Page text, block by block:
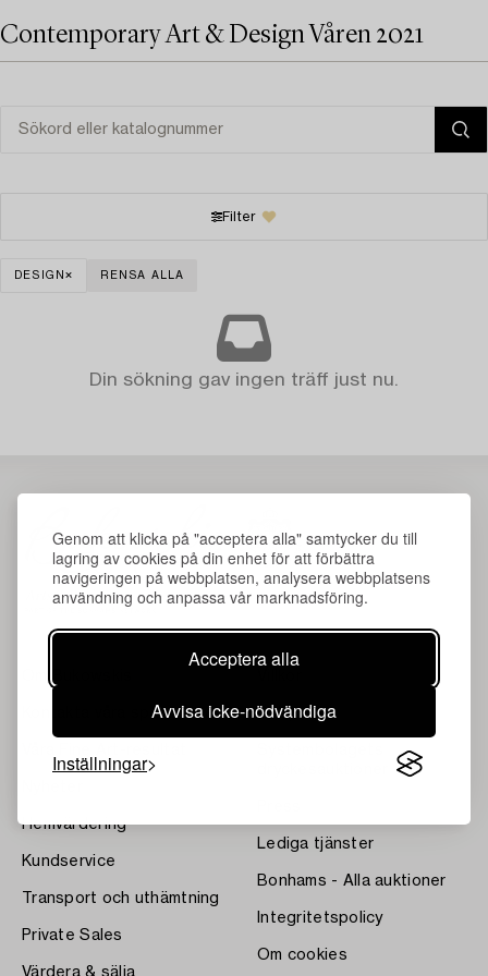
Genom att klicka på "acceptera alla" samtycker du till
lagring av cookies på din enhet för att förbättra
navigeringen på webbplatsen, analysera webbplatsens
användning och anpassa vår marknadsföring.
Acceptera alla
Avvisa icke-nödvändiga
Inställningar
Contemporary Art & Design Våren 2021
Filter
DESIGN RENSA ALLA
Din sökning gav ingen träff just nu.
Kontakta våra specialister
Hemvärdering
Kundservice
Transport och uthämtning
Private Sales
Värdera & sälja
Bukipedia
Lediga tjänster
Bonhams - Alla auktioner
Integritetspolicy
Om cookies